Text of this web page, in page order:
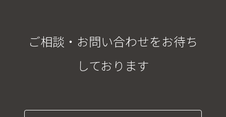
ご相談・お問い合わせをお待ち
しております